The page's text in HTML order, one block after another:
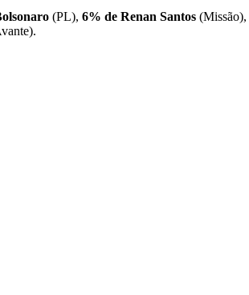
(PL), 6% de Renan Santos (Missão),